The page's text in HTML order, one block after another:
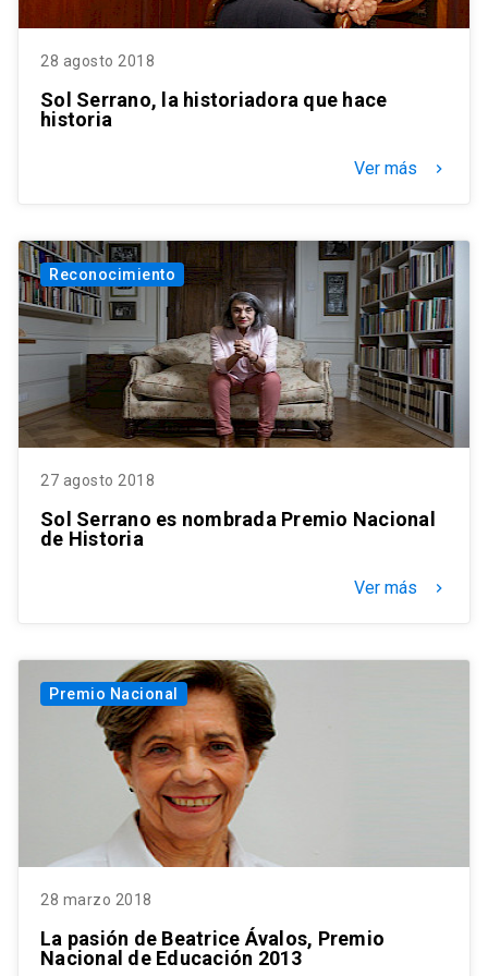
28 agosto 2018
Sol Serrano, la historiadora que hace
historia
Ver más keyboard_arrow_right
Reconocimiento
27 agosto 2018
Sol Serrano es nombrada Premio Nacional
de Historia
Ver más keyboard_arrow_right
Premio Nacional
28 marzo 2018
La pasión de Beatrice Ávalos, Premio
Nacional de Educación 2013